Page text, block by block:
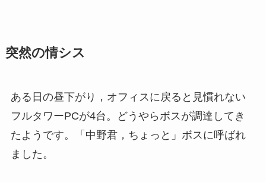
突然の情シス
ある日の昼下がり，オフィスに戻ると見慣れない
フルタワーPCが4台。どうやらボスが調達してき
たようです。「中野君，ちょっと」ボスに呼ばれ
ました。